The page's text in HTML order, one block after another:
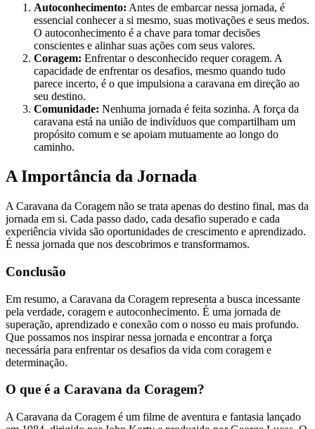
Autoconhecimento: Antes de embarcar nessa jornada, é
essencial conhecer a si mesmo, suas motivações e seus medos.
O autoconhecimento é a chave para tomar decisões
conscientes e alinhar suas ações com seus valores.
Coragem: Enfrentar o desconhecido requer coragem. A
capacidade de enfrentar os desafios, mesmo quando tudo
parece incerto, é o que impulsiona a caravana em direção ao
seu destino.
Comunidade: Nenhuma jornada é feita sozinha. A força da
caravana está na união de indivíduos que compartilham um
propósito comum e se apoiam mutuamente ao longo do
caminho.
A Importância da Jornada
A Caravana da Coragem não se trata apenas do destino final, mas da
jornada em si. Cada passo dado, cada desafio superado e cada
experiência vivida são oportunidades de crescimento e aprendizado.
É nessa jornada que nos descobrimos e transformamos.
Conclusão
Em resumo, a Caravana da Coragem representa a busca incessante
pela verdade, coragem e autoconhecimento. É uma jornada de
superação, aprendizado e conexão com o nosso eu mais profundo.
Que possamos nos inspirar nessa jornada e encontrar a força
necessária para enfrentar os desafios da vida com coragem e
determinação.
O que é a Caravana da Coragem?
A Caravana da Coragem é um filme de aventura e fantasia lançado